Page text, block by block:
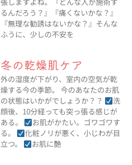
るんだろう？』『痛くないかな？』
『無理な勧誘はないかな？』そんな
ふうに、少しの不安を
冬の乾燥肌ケア
外の湿度が下がり、室内の空気が乾
燥する今の季節。 今のあなたのお肌
の状態はいかがでしょうか？？
洗
顔後、10分経っても突っ張る感じが
ある。
お肌がかたい。ゴワゴワす
る。
化粧ノリが悪く、小じわが目
立つ。
お肌に艶